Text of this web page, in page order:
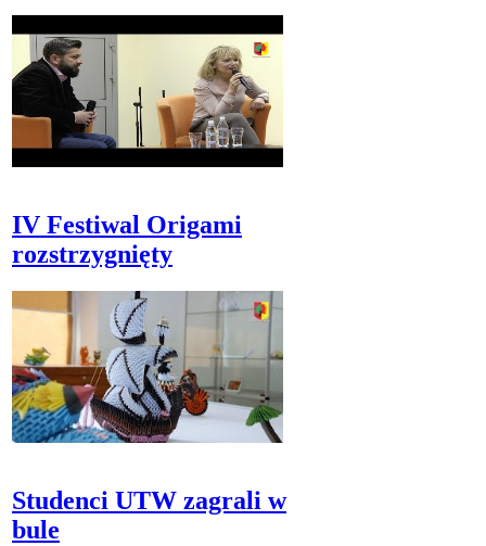
IV Festiwal Origami
rozstrzygnięty
Studenci UTW zagrali w
bule